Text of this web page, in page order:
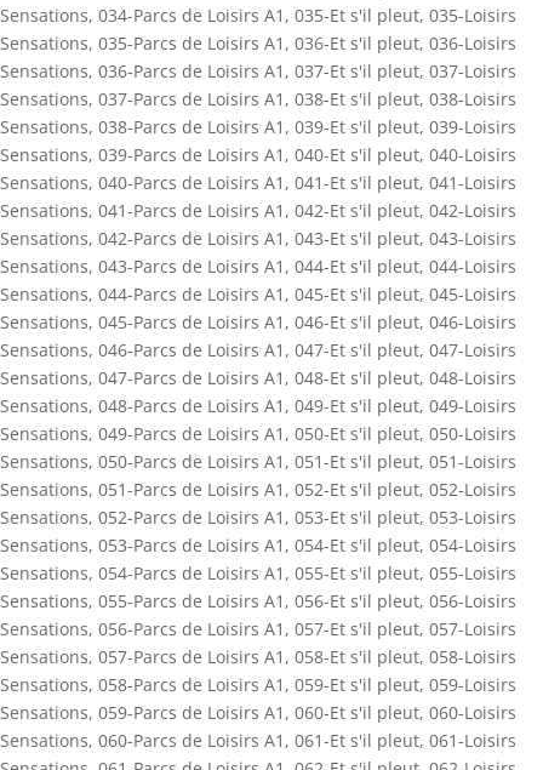
Sensations, 034-Parcs de Loisirs A1 , 035-Et s'il pleut, 035-Loisirs
Sensations, 035-Parcs de Loisirs A1 , 036-Et s'il pleut, 036-Loisirs
Sensations, 036-Parcs de Loisirs A1 , 037-Et s'il pleut, 037-Loisirs
Sensations, 037-Parcs de Loisirs A1 , 038-Et s'il pleut, 038-Loisirs
Sensations, 038-Parcs de Loisirs A1 , 039-Et s'il pleut, 039-Loisirs
Sensations, 039-Parcs de Loisirs A1 , 040-Et s'il pleut, 040-Loisirs
Sensations, 040-Parcs de Loisirs A1 , 041-Et s'il pleut, 041-Loisirs
Sensations, 041-Parcs de Loisirs A1 , 042-Et s'il pleut, 042-Loisirs
Sensations, 042-Parcs de Loisirs A1 , 043-Et s'il pleut, 043-Loisirs
Sensations, 043-Parcs de Loisirs A1 , 044-Et s'il pleut, 044-Loisirs
Sensations, 044-Parcs de Loisirs A1 , 045-Et s'il pleut, 045-Loisirs
Sensations, 045-Parcs de Loisirs A1 , 046-Et s'il pleut, 046-Loisirs
Sensations, 046-Parcs de Loisirs A1 , 047-Et s'il pleut, 047-Loisirs
Sensations, 047-Parcs de Loisirs A1 , 048-Et s'il pleut, 048-Loisirs
Sensations, 048-Parcs de Loisirs A1 , 049-Et s'il pleut, 049-Loisirs
Sensations, 049-Parcs de Loisirs A1 , 050-Et s'il pleut, 050-Loisirs
Sensations, 050-Parcs de Loisirs A1 , 051-Et s'il pleut, 051-Loisirs
Sensations, 051-Parcs de Loisirs A1 , 052-Et s'il pleut, 052-Loisirs
Sensations, 052-Parcs de Loisirs A1 , 053-Et s'il pleut, 053-Loisirs
Sensations, 053-Parcs de Loisirs A1 , 054-Et s'il pleut, 054-Loisirs
Sensations, 054-Parcs de Loisirs A1 , 055-Et s'il pleut, 055-Loisirs
Sensations, 055-Parcs de Loisirs A1 , 056-Et s'il pleut, 056-Loisirs
Sensations, 056-Parcs de Loisirs A1 , 057-Et s'il pleut, 057-Loisirs
Sensations, 057-Parcs de Loisirs A1 , 058-Et s'il pleut, 058-Loisirs
Sensations, 058-Parcs de Loisirs A1 , 059-Et s'il pleut, 059-Loisirs
Sensations, 059-Parcs de Loisirs A1 , 060-Et s'il pleut, 060-Loisirs
Sensations, 060-Parcs de Loisirs A1 , 061-Et s'il pleut, 061-Loisirs